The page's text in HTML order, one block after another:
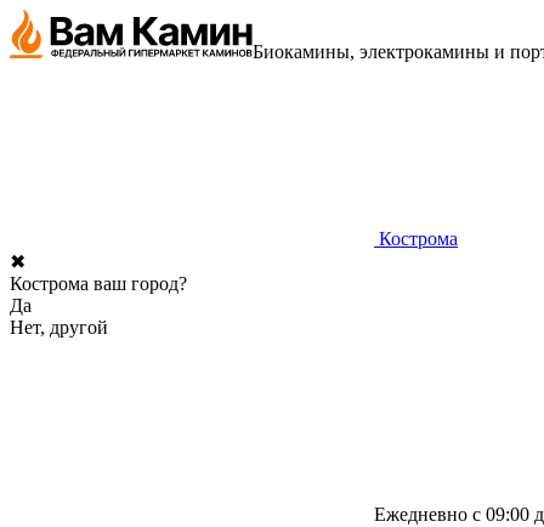
Биокамины, электрокамины и
Кострома
✖
Кострома ваш город?
Да
Нет, другой
Ежедневно с 09:00